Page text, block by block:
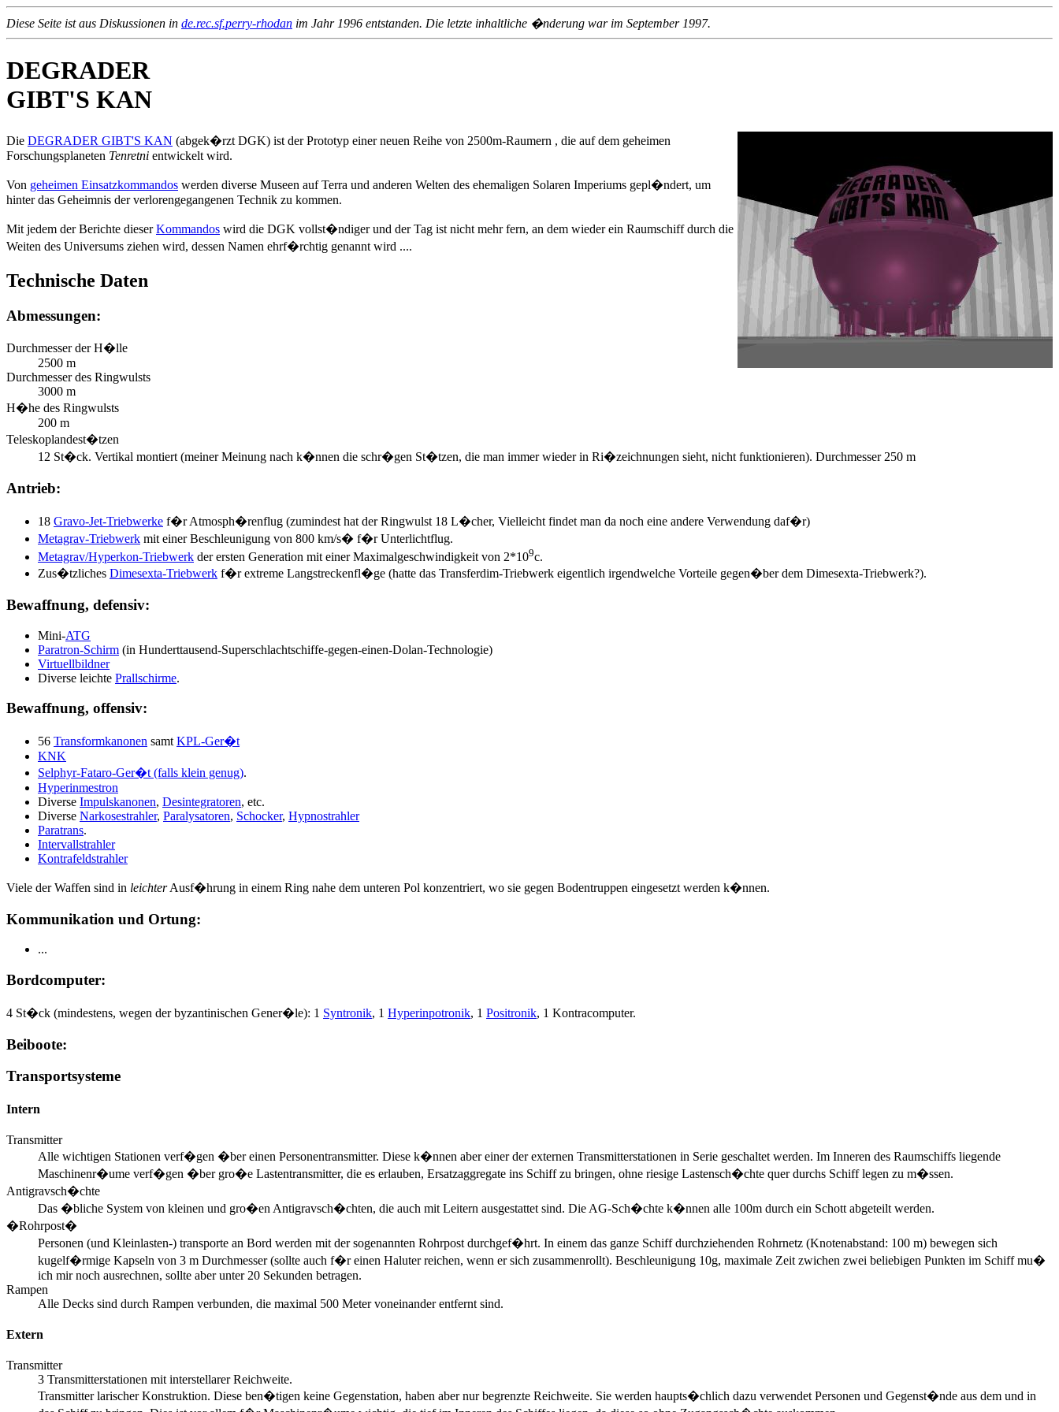
Diese Seite ist aus Diskussionen in de.rec.sf.perry-rhodan im Jahr 1996 entstanden. Die letzte inhaltliche �nderung war im September 1997.
DEGRADER
GIBT'S KAN
Die DEGRADER GIBT'S KAN (abgek�rzt DGK) ist der Prototyp einer neuen Reihe von 2500m-Raumern , die auf dem geheimen
Forschungsplaneten Tenretni entwickelt wird.
Von geheimen Einsatzkommandos werden diverse Museen auf Terra und anderen Welten des ehemaligen Solaren Imperiums gepl�ndert, um
hinter das Geheimnis der verlorengegangenen Technik zu kommen.
Mit jedem der Berichte dieserKommandos wird die DGK vollst�ndiger und der Tag ist nicht mehr fern, an dem wieder ein Raumschiff durch die
Weiten des Universums ziehen wird, dessen Namen ehrf�rchtig genannt wird ....
Technische Daten
Abmessungen:
Durchmesser der H�lle
2500 m
Durchmesser des Ringwulsts
3000 m
H�he des Ringwulsts
200 m
Teleskoplandest�tzen
12 St�ck. Vertikal montiert (meiner Meinung nach k�nnen die schr�gen St�tzen, die man immer wieder in Ri�zeichnungen sieht, nicht funktionieren). Durchmesser 250 m
Antrieb:
18 Gravo-Jet-Triebwerke f�r Atmosph�renflug (zumindest hat der Ringwulst 18 L�cher, Vielleicht findet man da noch eine andere Verwendung daf�r)
Metagrav-Triebwerk mit einer Beschleunigung von 800 km/s� f�r Unterlichtflug.
Metagrav/Hyperkon-Triebwerk der ersten Generation mit einer Maximalgeschwindigkeit von 2*109c.
Zus�tzliches Dimesexta-Triebwerk f�r extreme Langstreckenfl�ge (hatte das Transferdim-Triebwerk eigentlich irgendwelche Vorteile gegen�ber dem Dimesexta-Triebwerk?).
Bewaffnung, defensiv:
Mini-ATG
Paratron-Schirm (in Hunderttausend-Superschlachtschiffe-gegen-einen-Dolan-Technologie)
Virtuellbildner
Diverse leichte Prallschirme.
Bewaffnung, offensiv:
56 Transformkanonen samt KPL-Ger�t
KNK
Selphyr-Fataro-Ger�t (falls klein genug).
Hyperinmestron
Diverse Impulskanonen, Desintegratoren, etc.
Diverse Narkosestrahler, Paralysatoren, Schocker, Hypnostrahler
Paratrans.
Intervallstrahler
Kontrafeldstrahler
Viele der Waffen sind in leichterAusf�hrung in einem Ring nahe dem unteren Pol konzentriert, wo sie gegen Bodentruppen eingesetzt werden k�nnen.
Kommunikation und Ortung:
...
Bordcomputer:
4 St�ck (mindestens, wegen der byzantinischen Gener�le): 1 Syntronik, 1 Hyperinpotronik, 1 Positronik, 1 Kontracomputer.
Beiboote:
Transportsysteme
Intern
Transmitter
Alle wichtigen Stationen verf�gen �ber einen Personentransmitter. Diese k�nnen aber einer der externen Transmitterstationen in Serie geschaltet werden. Im Inneren des Raumschiffs liegende
Maschinenr�ume verf�gen �ber gro�e Lastentransmitter, die es erlauben, Ersatzaggregate ins Schiff zu bringen, ohne riesige Lastensch�chte quer durchs Schiff legen zu m�ssen.
Antigravsch�chte
Das �bliche System von kleinen und gro�en Antigravsch�chten, die auch mit Leitern ausgestattet sind. Die AG-Sch�chte k�nnen alle 100m durch ein Schott abgeteilt werden.
�Rohrpost�
Personen (und Kleinlasten-) transporte an Bord werden mit der sogenannten Rohrpost durchgef�hrt. In einem das ganze Schiff durchziehenden Rohrnetz (Knotenabstand: 100 m) bewegen sich
kugelf�rmige Kapseln von 3 m Durchmesser (sollte auch f�r einen Haluter reichen, wenn er sich zusammenrollt). Beschleunigung 10g, maximale Zeit zwichen zwei beliebigen Punkten im Schiff mu�
ich mir noch ausrechnen, sollte aber unter 20 Sekunden betragen.
Rampen
Alle Decks sind durch Rampen verbunden, die maximal 500 Meter voneinander entfernt sind.
Extern
Transmitter
3 Transmitterstationen mit interstellarer Reichweite.
Transmitter larischer Konstruktion. Diese ben�tigen keine Gegenstation, haben aber nur begrenzte Reichweite. Sie werden haupts�chlich dazu verwendet Personen und Gegenst�nde aus dem und in